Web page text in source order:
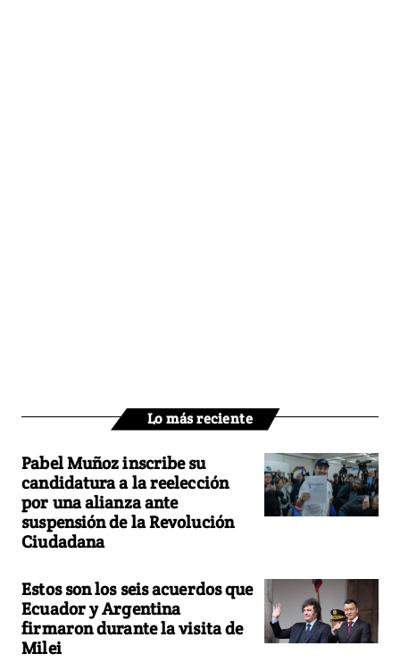
Lo más reciente
Pabel Muñoz inscribe su
candidatura a la reelección
por una alianza ante
suspensión de la Revolución
Ciudadana
Estos son los seis acuerdos que
Ecuador y Argentina
firmaron durante la visita de
Milei